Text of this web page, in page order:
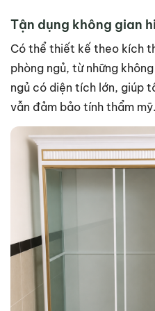
Tận dụng không gian
Có thể thiết kế theo kích
phòng ngủ, từ những
ngủ có diện tích lớn, giúp
vẫn đảm bảo tính thẩm mỹ.